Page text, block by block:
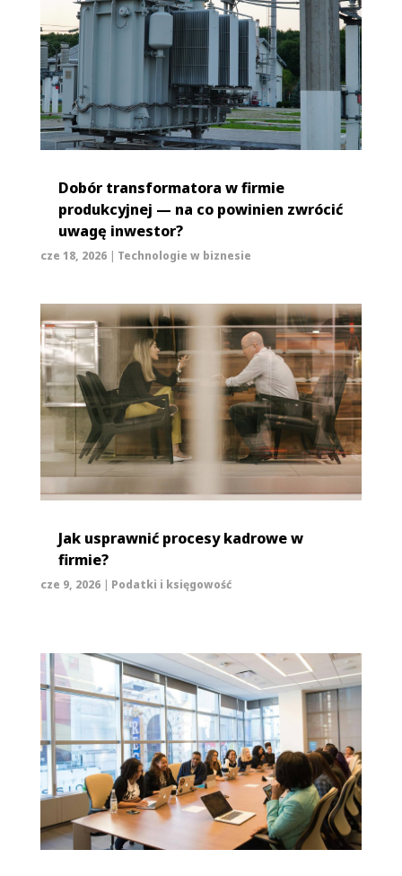
Dobór transformatora w firmie
produkcyjnej — na co powinien zwrócić
uwagę inwestor?
cze 18, 2026| Technologie w biznesie
Jak usprawnić procesy kadrowe w
firmie?
cze 9, 2026| Podatki i księgowość